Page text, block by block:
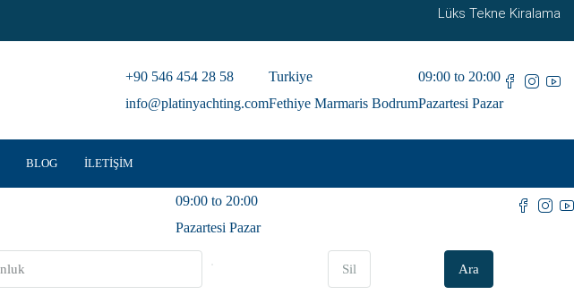
Lüks Tekne Kiralama
+90 546 454 28 58
info@platinyachting.com
Turkiye
Fethiye Marmaris Bodrum
09:00 to 20:00
Pazartesi Pazar
BLOG İLETIŞIM
09:00 to 20:00
Pazartesi Pazar
Sil Ara